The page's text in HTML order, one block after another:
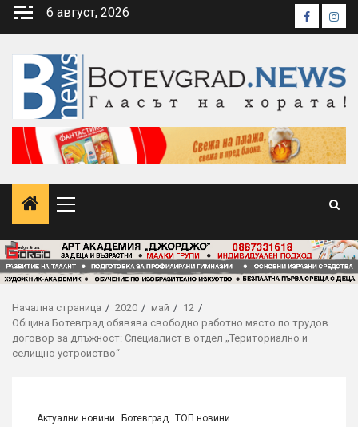
Skip
6 август, 2026 Facebook
Primary
Начална страница 2020 май
12
Община Ботевград обявява свободно работно място по трудов
договор за длъжност: Специалист в отдел „Териториално и
селищно устройство“
Актуални новини Ботевград ТОП новини